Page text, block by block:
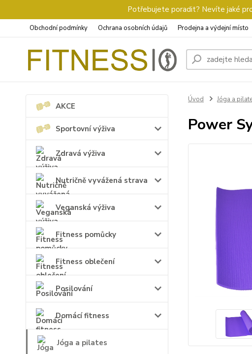
Potřebujete poradit? Nevíte jaké
Obchodní podmínky Ochrana osobních údajů Prodejna a výdejní místo
AKCE
Sportovní výživa
Zdravá výživa
Nutričně vyvážená strava
Veganská výživa
Fitness pomůcky
Fitness oblečení
Posilování
Domácí fitness
Jóga a pilates
Úvod Jóga a
Power